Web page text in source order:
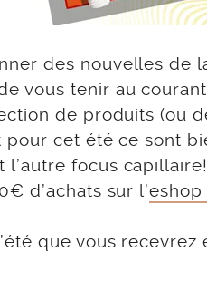
des nouvelles de
vous tenir au
de produits (ou
cet été ce sont
focus
d’achats sur l’eshop
que vous recevrez